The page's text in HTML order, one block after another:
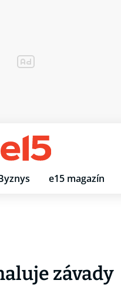
e15 magazín
závady